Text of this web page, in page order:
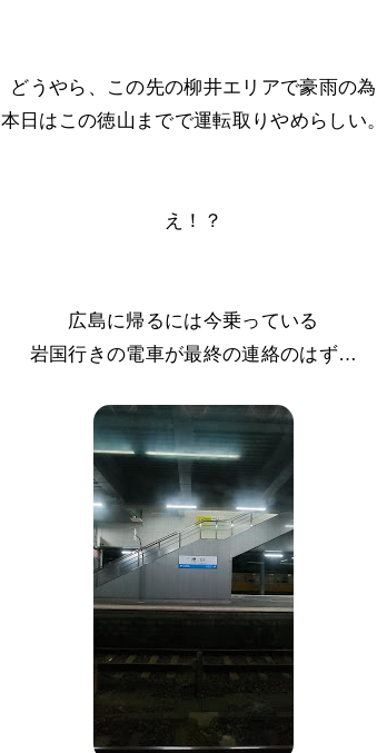
どうやら、この先の柳井エリアで豪雨の為
本日はこの徳山までで運転取りやめらしい。
え！？
広島に帰るには今乗っている
岩国行きの電車が最終の連絡のはず…